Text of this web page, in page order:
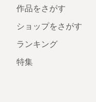
作品をさがす
ショップをさがす
ランキング
特集